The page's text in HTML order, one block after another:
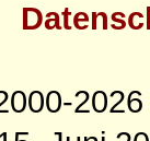
2026